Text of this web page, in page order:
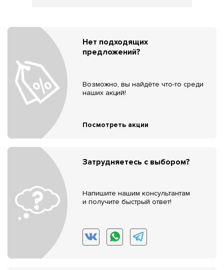
Нет подходящих
предложений?
Возможно, вы найдёте что-то среди
наших акций!
Посмотреть акции
Затрудняетесь с выбором?
Напишите нашим консультантам
и получите быстрый ответ!